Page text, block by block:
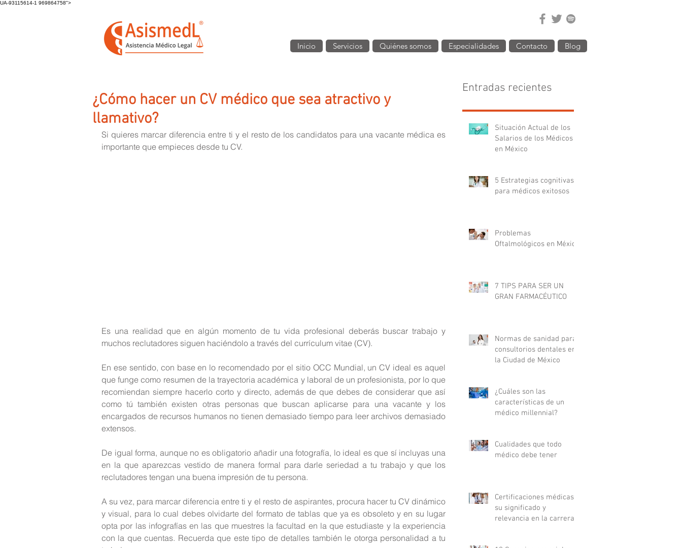
UA-93115614-1 969864758">
Inicio Servicios Quiénes somos Especialidades Contacto Blog
¿Cómo hacer un CV médico que sea atractivo y
llamativo?
Si quieres marcar diferencia entre ti y el resto de los candidatos para una vacante médica es
importante que empieces desde tu CV.
Es una realidad que en algún momento de tu vida profesional deberás buscar trabajo y
muchos reclutadores siguen haciéndolo a través del currículum vitae (CV).
En ese sentido, con base en lo recomendado por el sitio OCC Mundial, un CV ideal es aquel
que funge como resumen de la trayectoria académica y laboral de un profesionista, por lo que
recomiendan siempre hacerlo corto y directo, además de que debes de considerar que así
como tú también existen otras personas que buscan aplicarse para una vacante y los
encargados de recursos humanos no tienen demasiado tiempo para leer archivos demasiado
extensos.
De igual forma, aunque no es obligatorio añadir una fotografía, lo ideal es que sí incluyas una
en la que aparezcas vestido de manera formal para darle seriedad a tu trabajo y que los
reclutadores tengan una buena impresión de tu persona.
A su vez, para marcar diferencia entre ti y el resto de aspirantes, procura hacer tu CV dinámico
y visual, para lo cual debes olvidarte del formato de tablas que ya es obsoleto y en su lugar
opta por las infografías en las que muestres la facultad en la que estudiaste y la experiencia
con la que cuentas. Recuerda que este tipo de detalles también le otorga personalidad a tu
Entradas recientes
Situación Actual de los
Salarios de los Médicos
en México
5 Estrategias cognitivas
para médicos exitosos
Problemas
Oftalmológicos en México
7 TIPS PARA SER UN
GRAN FARMACÉUTICO
Normas de sanidad para
consultorios dentales en
la Ciudad de México
¿Cuáles son las
características de un
médico millennial?
Cualidades que todo
médico debe tener
Certificaciones médicas:
su significado y
relevancia en la carrera